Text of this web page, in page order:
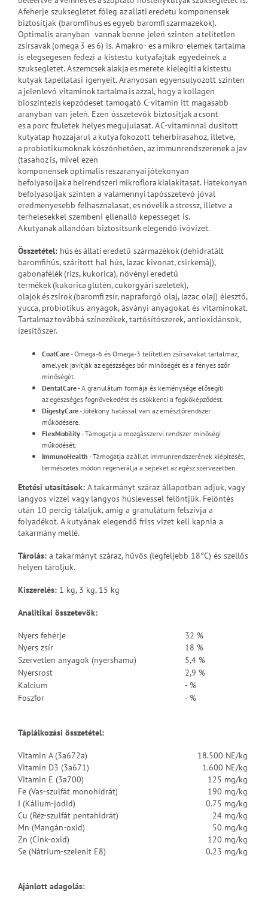
A feherje szuksegletet fóleg az allati eredetu komponensek
biztositjak (baromfihus es egyeb baromfi szarmazekok).
Optimalis aranyban vannak benne jeleń szinten a telitetlen
zsirsavak (omega 3 es 6) is. A makro- es a mikro-elemek tartalma
is elegsegesen fedezi a kistestu kutyafajtak egyedeinek a
szuksegletet. A szemcsek alakja es merete kielegiti a kistestu
kutyak tapellatasi igenyeit. Aranyosan egyensulyozott szinten
a jelenlevó vitaminok tartalma is azzal, hogy a kollagen
bioszintezis kepzódeset tamogató C-vitamin itt magasabb
aranyban van jeleń. Ezen ósszetevók biztositjak a csont
es a porc fzuletek helyes megujulasat. A C-vitaminnal dusitott
kutyatap hozzajarul a kutya fokozott teherbirasahoz, illetve,
a probiotikumoknak kószónhetóen, az immunrendszerenek a jav
(tasahoz is, mivel ezen
komponensek optimalis reszaranyai jótekonyan
befolyasoljak a belrendszeri mikroflora kialakitasat. Hatekonyan
befolyasoljak szinten a valamennyi tapósszetevó jóval
eredmenyesebb felhasznalasat, es nóvelik a stressz, illetve a
terhelesekkel szembeni ęllenalló kepesseget is.
A kutyanak allandóan biztositsunk elegendó ivóvizet.
Összetétel: hús és állati eredetű származékok (dehidratált
baromfihús, szárított hal hús, lazac kivonat, csirkemáj),
gabonafélék (rizs, kukorica), növényi eredetű
termékek (kukorica glutén, cukorgyári szeletek),
olajok és zsírok (baromfi zsír, napraforgó olaj, lazac olaj) élesztő,
yucca, probiotikus anyagok, ásványi anyagokat és vitaminokat.
Tartalmaz továbbá színezékek, tartósítószerek, antioxidánsok,
ízesítőszer.
CoatCare- Omega-6 és Omega-3 telítetlen zsírsavakat tartalmaz,
amelyek javítják az egészséges bőr minőségét és a fényes szőr
minőségét.
DentalCare- A granulátum formája és keménysége elősegíti
az egészséges fognövekedést és csökkenti a fogkőképződést.
DigestyCare- Jótékony hatással van az emésztőrendszer
működésére.
FlexMobility- Támogatja a mozgásszervi rendszer minőségi
működését.
ImmunoHealth - Támogatja az állat immunrendszerének kiépítését,
természetes módon regenerálja a sejteket az egész szervezetben.
Etetési utasítások: A takarmányt száraz állapotban adjuk, vagy
langyos vízzel vagy langyos húslevessel felöntjük. Felöntés
után 10 percig tálaljuk, amíg a granulátum felszívja a
folyadékot. A kutyának elegendő friss vizet kell kapnia a
takarmány mellé.
Tárolás: a takarmányt száraz, hűvös (legfeljebb 18°C) és szellős
helyen tároljuk.
Kiszerelés: 1 kg, 3 kg, 15 kg
Analitikai összetevök:
Nyers fehérje
32 %
Nyers zsír
18 %
Szervetlen anyagok (nyershamu)
5,4 %
Nyersrost
2,9 %
Kalcium
- %
Foszfor
- %
Táplálkozási összetétel:
Vitamin A (3a672a)
18.500 NE/kg
Vitamin D3 (3a671)
1.600 NE/kg
Vitamin E (3a700)
125 mg/kg
Fe (Vas-szulfát monohidrát)
190 mg/kg
I (Kálium-jodid)
0.75 mg/kg
Cu (Réz-szulfát pentahidrát)
24 mg/kg
Mn (Mangán-oxid)
50 mg/kg
Zn (Cink-oxid)
120 mg/kg
Se (Nátrium-szelenit E8)
0.23 mg/kg
Ajánlott adagolás: